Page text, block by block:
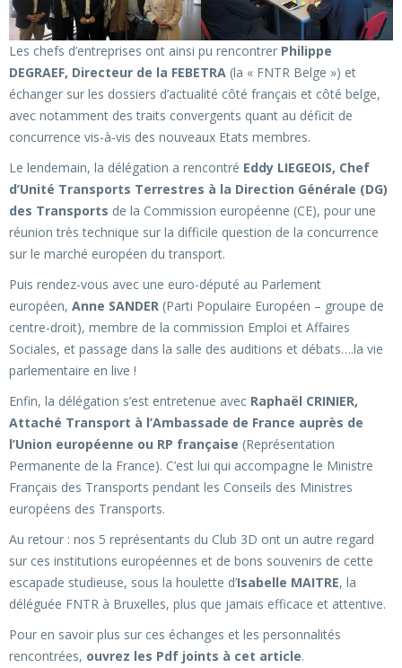
Les chefs d’entreprises ont ainsi pu rencontrer Philippe
DEGRAEF, Directeur de la FEBETRA (la « FNTR Belge ») et
échanger sur les dossiers d’actualité côté français et côté belge,
avec notamment des traits convergents quant au déficit de
concurrence vis-à-vis des nouveaux Etats membres.
Le lendemain, la délégation a rencontré Eddy LIEGEOIS, Chef
d’Unité Transports Terrestres à la Direction Générale (DG)
des Transports de la Commission européenne (CE), pour une
réunion très technique sur la difficile question de la concurrence
sur le marché européen du transport.
Puis rendez-vous avec une euro-député au Parlement
européen, Anne SANDER (Parti Populaire Européen – groupe de
centre-droit), membre de la commission Emploi et Affaires
Sociales, et passage dans la salle des auditions et débats….la vie
parlementaire en live !
Enfin, la délégation s’est entretenue avec Raphaël CRINIER,
Attaché Transport à l’Ambassade de France auprès de
l’Union européenne ou RP française (Représentation
Permanente de la France). C’est lui qui accompagne le Ministre
Français des Transports pendant les Conseils des Ministres
européens des Transports.
Au retour : nos 5 représentants du Club 3D ont un autre regard
sur ces institutions européennes et de bons souvenirs de cette
escapade studieuse, sous la houlette d’Isabelle MAITRE, la
déléguée FNTR à Bruxelles, plus que jamais efficace et attentive.
Pour en savoir plus sur ces échanges et les personnalités
rencontrées, ouvrez les Pdf joints à cet article.